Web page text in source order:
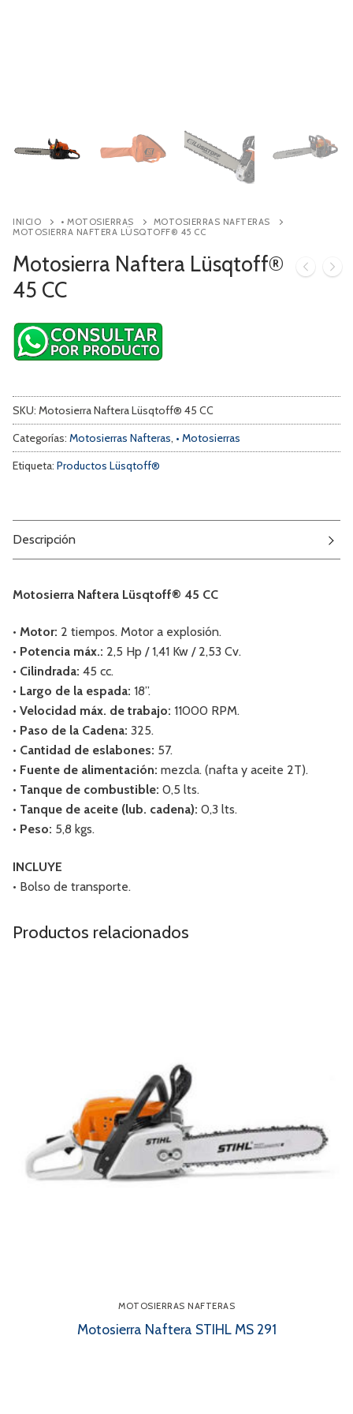
INICIO • MOTOSIERRAS
MOTOSIERRAS NAFTERAS
MOTOSIERRA NAFTERA LÜSQTOFF® 45 CC
Motosierra Naftera Lüsqtoff®
45 CC
SKU: Motosierra Naftera Lüsqtoff® 45 CC
Categorías: Motosierras Nafteras, • Motosierras
Etiqueta: Productos Lüsqtoff®
Descripción
Motosierra Naftera Lüsqtoff® 45 CC
• Motor: 2 tiempos. Motor a explosión.
• Potencia máx.: 2,5 Hp / 1,41 Kw / 2,53 Cv.
• Cilindrada: 45 cc.
• Largo de la espada: 18”.
• Velocidad máx. de trabajo: 11000 RPM.
• Paso de la Cadena: 325.
• Cantidad de eslabones: 57.
• Fuente de alimentación: mezcla. (nafta y aceite 2T).
• Tanque de combustible: 0,5 lts.
• Tanque de aceite (lub. cadena): 0,3 lts.
• Peso: 5,8 kgs.
INCLUYE
• Bolso de transporte.
Productos relacionados
MOTOSIERRAS NAFTERAS
Motosierra Naftera STIHL MS 291